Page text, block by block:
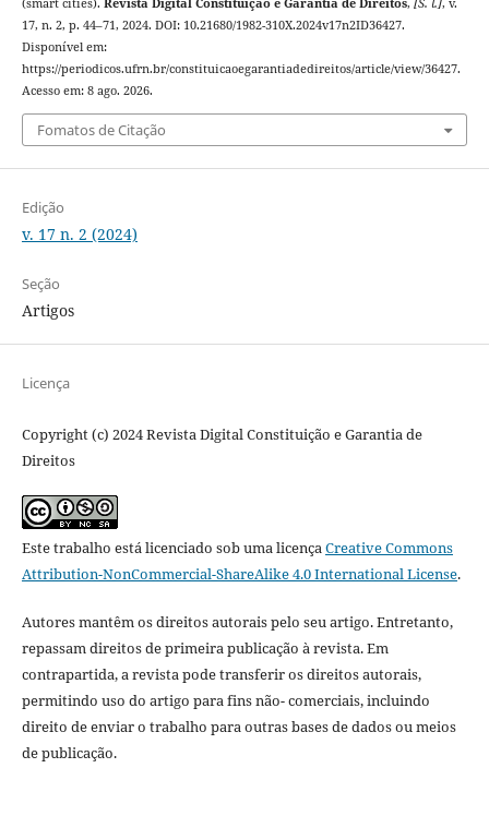
(smart cities). Revista Digital Constituição e Garantia de Direitos, [S. l.], v.
17, n. 2, p. 44–71, 2024. DOI: 10.21680/1982-310X.2024v17n2ID36427.
Disponível em:
https://periodicos.ufrn.br/constituicaoegarantiadedireitos/article/view/36427.
Acesso em: 8 ago. 2026.
Fomatos de Citação
Edição
v. 17 n. 2 (2024)
Seção
Artigos
Licença
Copyright (c) 2024 Revista Digital Constituição e Garantia de
Direitos
Este trabalho está licenciado sob uma licençaCreative Commons
Attribution-NonCommercial-ShareAlike 4.0 International License.
Autores mantêm os direitos autorais pelo seu artigo. Entretanto,
repassam direitos de primeira publicação à revista. Em
contrapartida, a revista pode transferir os direitos autorais,
permitindo uso do artigo para fins não- comerciais, incluindo
direito de enviar o trabalho para outras bases de dados ou meios
de publicação.